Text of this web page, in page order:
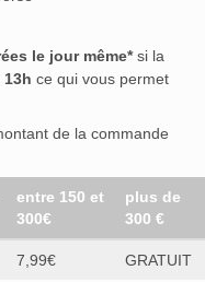
le jour même*si la
13h ce qui vous permet
de la commande
entre 150 et
300€
plus de
300 €
7,99€ GRATUIT